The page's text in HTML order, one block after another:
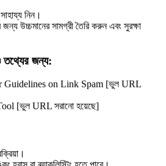
নিন।
উচ্চমানের সামগ্রী তৈরি করুন এবং সুরক্ষা
তথ্যের জন্য:
Guidelines on Link Spam [ভুল URL
[ভুল URL সরানো হয়েছে]